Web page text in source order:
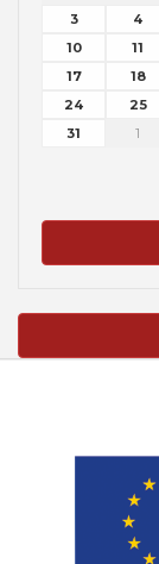
3
4
10
11
17
18
24
25
31
1